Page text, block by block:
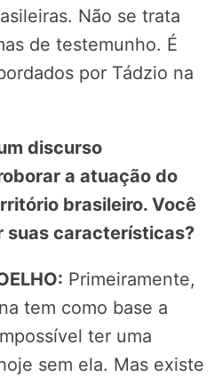
Não se trata
de testemunho. É
por Tádzio na
discurso
a atuação do
brasileiro. Você
suas características?
Primeiramente,
tem como base a
ter uma
sem ela. Mas existe